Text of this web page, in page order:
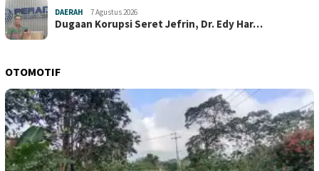
DAERAH 7 Agustus 2026
Dugaan Korupsi Seret Jefrin, Dr. Edy Har…
OTOMOTIF